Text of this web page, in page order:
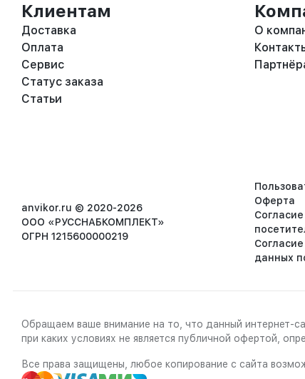
Клиентам
Доставка
Оплата
Сервис
Статус заказа
Статьи
О
anvikor.ru © 2020-2026
ООО «РУССНАБКОМПЛЕКТ»
ОГРН 1215600000219
Оферта
данных
Обращаем ваше внимание на то, что данный интернет-
при каких условиях не является публичной офертой,
Все права защищены, любое копирование с сайта